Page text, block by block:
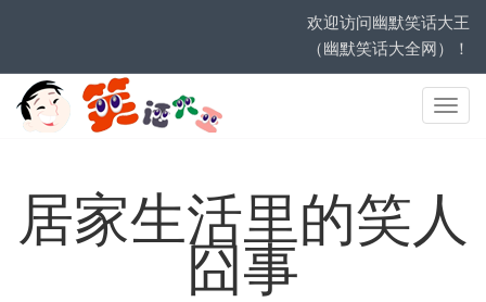
欢迎访问幽默笑话大王
（幽默笑话大全网）！
网
居家生活里的笑人
囧事